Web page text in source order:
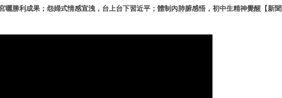
曬勝利成果；怨婦式情感宣洩，台上台下習近平；體制內肺腑感悟，初中生精神覺醒【新